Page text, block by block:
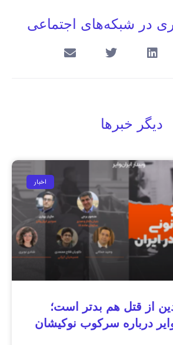
در شبکه‌های اجتماعی
دیگر خبرها
اخبار
دین از قتل هم بدتر است؛
درباره سرکوب نوکیشان